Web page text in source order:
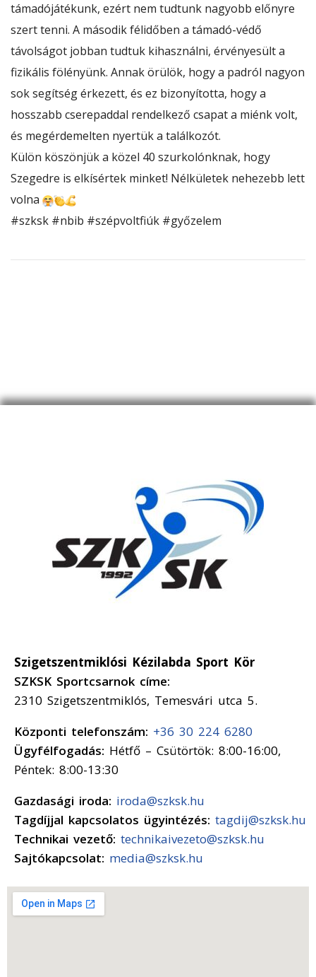
támadójátékunk, ezért nem tudtunk nagyobb előnyre
szert tenni. A második félidőben a támadó-védő
távolságot jobban tudtuk kihasználni, érvényesült a
fizikális fölényünk. Annak örülök, hogy a padról nagyon
sok segítség érkezett, és ez bizonyította, hogy a
hosszabb cserepaddal rendelkező csapat a miénk volt,
és megérdemelten nyertük a találkozót.
Külön köszönjük a közel 40 szurkolónknak, hogy
Szegedre is elkísértek minket! Nélkületek nehezebb lett
volna
#szksk #nbib #szépvoltfiúk #győzelem
Szigetszentmiklósi Kézilabda Sport Kör
SZKSK Sportcsarnok címe:
2310 Szigetszentmiklós, Temesvári utca 5.
Központi telefonszám: +36 30 224 6280
Ügyfélfogadás: Hétfő – Csütörtök: 8:00-16:00,
Péntek: 8:00-13:30
Gazdasági iroda: iroda@szksk.hu
Tagdíjjal kapcsolatos ügyintézés: tagdij@szksk.hu
Technikai vezető: technikaivezeto@szksk.hu
Sajtókapcsolat: media@szksk.hu